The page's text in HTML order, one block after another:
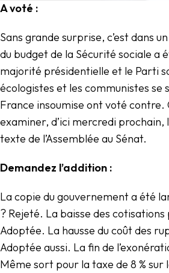
A voté :
Sans grande surprise, c’est dans
du budget de la Sécurité sociale a
majorité présidentielle et le Parti
écologistes et les communistes
France insoumise ont voté
examiner, d’ici mercredi prochain,
texte de l’Assemblée au Sénat.
Demandez l’addition :
La copie du gouvernement a été
? Rejeté. La baisse des
Adoptée. La hausse du coût des
Adoptée aussi. La fin de
Même sort pour la taxe de 8 %